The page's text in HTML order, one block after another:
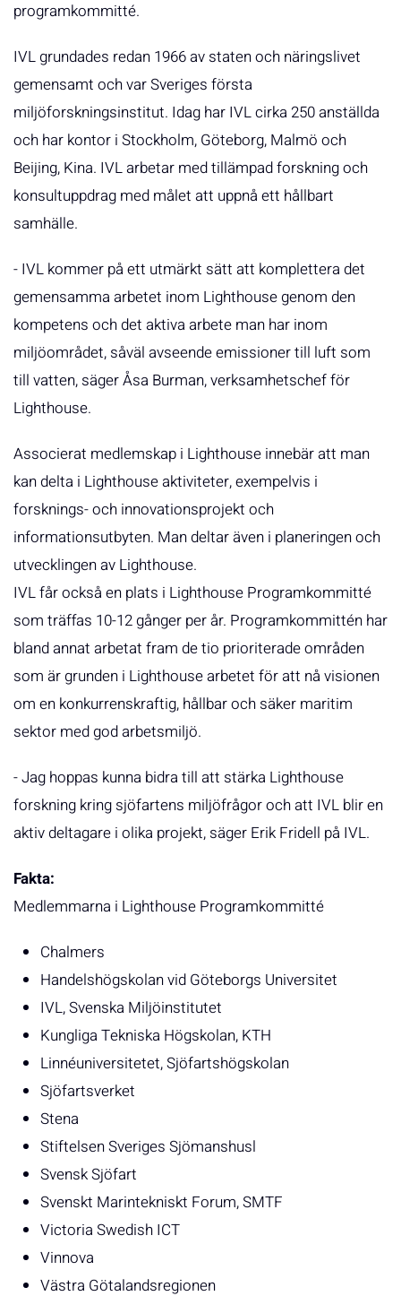
programkommitté.
IVL grundades redan 1966 av staten och näringslivet
gemensamt och var Sveriges första
miljöforskningsinstitut. Idag har IVL cirka 250 anställda
och har kontor i Stockholm, Göteborg, Malmö och
Beijing, Kina. IVL arbetar med tillämpad forskning och
konsultuppdrag med målet att uppnå ett hållbart
samhälle.
- IVL kommer på ett utmärkt sätt att komplettera det
gemensamma arbetet inom Lighthouse genom den
kompetens och det aktiva arbete man har inom
miljöområdet, såväl avseende emissioner till luft som
till vatten, säger Åsa Burman, verksamhetschef för
Lighthouse.
Associerat medlemskap i Lighthouse innebär att man
kan delta i Lighthouse aktiviteter, exempelvis i
forsknings- och innovationsprojekt och
informationsutbyten. Man deltar även i planeringen och
utvecklingen av Lighthouse.
IVL får också en plats i Lighthouse Programkommitté
som träffas 10-12 gånger per år. Programkommittén har
bland annat arbetat fram de tio prioriterade områden
som är grunden i Lighthouse arbetet för att nå visionen
om en konkurrenskraftig, hållbar och säker maritim
sektor med god arbetsmiljö.
- Jag hoppas kunna bidra till att stärka Lighthouse
forskning kring sjöfartens miljöfrågor och att IVL blir en
aktiv deltagare i olika projekt, säger Erik Fridell på IVL.
Fakta:
Medlemmarna i Lighthouse Programkommitté
Chalmers
Handelshögskolan vid Göteborgs Universitet
IVL, Svenska Miljöinstitutet
Kungliga Tekniska Högskolan, KTH
Linnéuniversitetet, Sjöfartshögskolan
Sjöfartsverket
Stena
Stiftelsen Sveriges Sjömanshusl
Svensk Sjöfart
Svenskt Marintekniskt Forum, SMTF
Victoria Swedish ICT
Vinnova
Västra Götalandsregionen